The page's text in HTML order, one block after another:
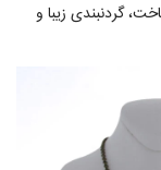
گردنبندی زیبا و